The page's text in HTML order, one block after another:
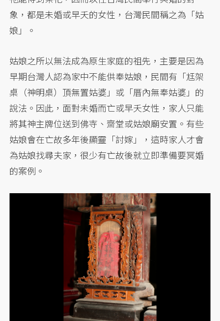
象，都是未婚或早夭的女性，台灣民間稱之為「姑
娘」。
姑娘之所以無法成為原生家庭的祖先，主要是因為
早期台灣人認為家中不能供奉姑娘，民間有「尪架
桌（神明桌）頂無置姑婆」或「厝內無奉姑婆」的
說法。因此，面對未婚而亡或早夭女性，家人只能
將其神主牌位送到佛寺、齋堂或姑娘廟安置。有些
姑娘會在亡故多年後顯靈「討嫁」，這時家人才會
為姑娘找尋夫家，很少有亡故後就立即準備要冥婚
的案例。